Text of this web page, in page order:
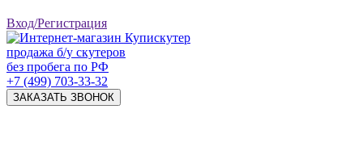
Вход/Регистрация
продажа б/у скутеров
без пробега по РФ
+7 (499) 703-33-32
ЗАКАЗАТЬ ЗВОНОК